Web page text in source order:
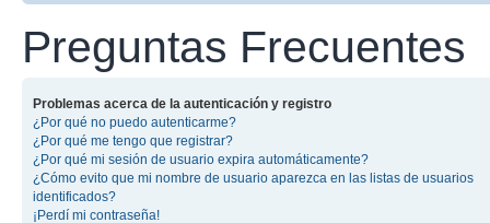
Preguntas Frecuentes
Problemas acerca de la autenticación y registro
¿Por qué no puedo autenticarme?
¿Por qué me tengo que registrar?
¿Por qué mi sesión de usuario expira automáticamente?
¿Cómo evito que mi nombre de usuario aparezca en las listas de usuarios
identificados?
¡Perdí mi contraseña!